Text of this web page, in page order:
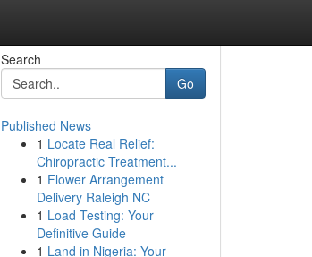
Search
Go
Published News
1 Locate Real Relief:
Chiropractic Treatment...
1 Flower Arrangement
Delivery Raleigh NC
1 Load Testing: Your
Definitive Guide
1 Land in Nigeria: Your